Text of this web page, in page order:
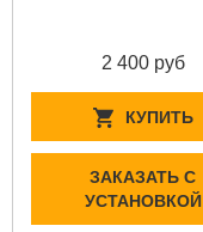
2 400 руб
КУПИТЬ
ЗАКАЗАТЬ С
УСТАНОВКОЙ